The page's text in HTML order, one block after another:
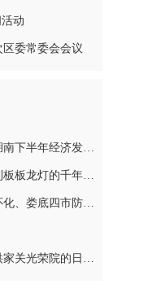
动
区委常委会会议
湘籍经济学家贺铿：我对湖南下半年经济发展有信心
大庸古城澧水夜游邂逅慈利板板龙灯的千年浪漫
省应急委将邵阳、永州、怀化、娄底四市防汛抗灾应急响应提升至三级
她只道寻常——贺晓英在洪家关光荣院的日与夜